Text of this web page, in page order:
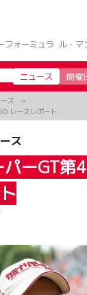
フォーミュラ ル・マ
ニュース 開催
ス
レースレポート
ス
ーGT第